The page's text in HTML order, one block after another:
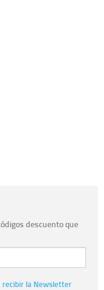
descuento que
recibir la Newsletter